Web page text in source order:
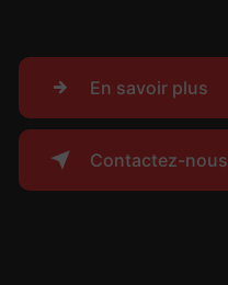
En savoir plus
Contactez-nous